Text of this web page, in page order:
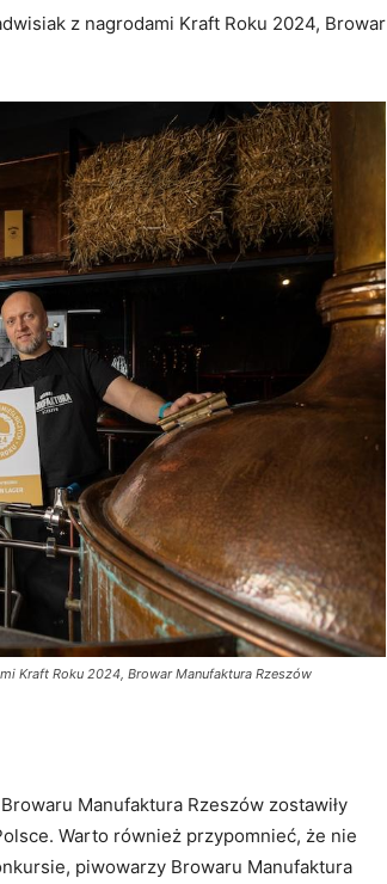
z nagrodami Kraft Roku 2024, Browar
Kraft Roku 2024, Browar Manufaktura Rzeszów
Manufaktura Rzeszów zostawiły
Warto również przypomnieć, że nie
piwowarzy Browaru Manufaktura